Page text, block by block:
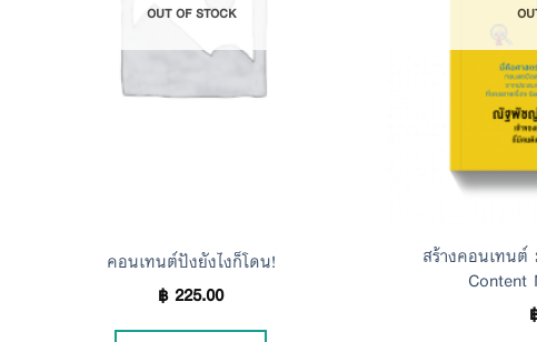
OUT OF STOCK
คอนเทนต์ปังยังไงก็โดน!
฿225.00
สร้างคอนเทน
Content